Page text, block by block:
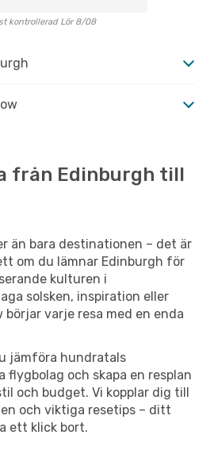
kontrollerad Lör 8/08
från Edinburgh till
än bara destinationen – det är
om du lämnar Edinburgh för
kulturen i
solsken, inspiration eller
varje resa med en enda
jämföra hundratals
och skapa en resplan
och budget. Vi kopplar dig till
och viktiga resetips – ditt
ett klick bort.